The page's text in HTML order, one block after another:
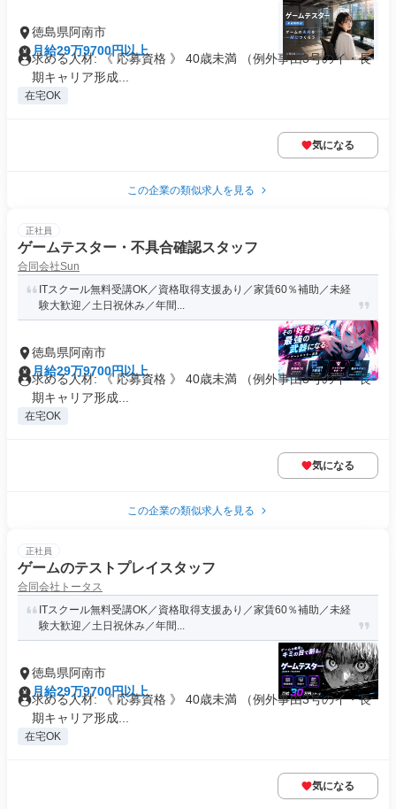
徳島県阿南市
月給29万9700円以上
求める人材: 《 応募資格 》 40歳未満 （例外事由3号のイ・長
期キャリア形成...
在宅OK
気になる
この企業の類似求人を見る
正社員
ゲームテスター・不具合確認スタッフ
合同会社Sun
ITスクール無料受講OK／資格取得支援あり／家賃60％補助／未経
験大歓迎／土日祝休み／年間...
徳島県阿南市
月給29万9700円以上
求める人材: 《 応募資格 》 40歳未満 （例外事由3号のイ・長
期キャリア形成...
在宅OK
気になる
この企業の類似求人を見る
正社員
ゲームのテストプレイスタッフ
合同会社トータス
ITスクール無料受講OK／資格取得支援あり／家賃60％補助／未経
験大歓迎／土日祝休み／年間...
徳島県阿南市
月給29万9700円以上
求める人材: 《 応募資格 》 40歳未満 （例外事由3号のイ・長
期キャリア形成...
在宅OK
気になる